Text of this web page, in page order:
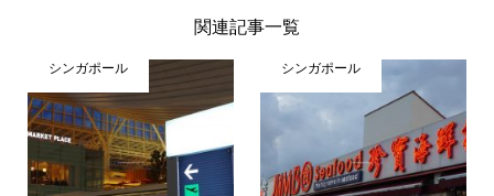
関連記事一覧
シンガポール シンガポール